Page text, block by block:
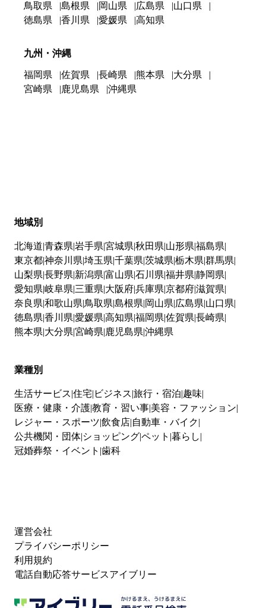
鳥取県 島根県 岡山県 広島県
山口県
徳島県
香川県 愛媛県 高知県
九州・沖縄
福岡県 佐賀県 長崎県 熊本県
大分県
宮崎県
鹿児島県 沖縄県
地域別
北海道 青森県 岩手県 宮城県 秋田県 山形県 福島県
東京都神奈川県 埼玉県 千葉県 茨城県 栃木県 群馬県
山梨県 長野県 新潟県 富山県 石川県 福井県 静岡県
愛知県 岐阜県 三重県 大阪府兵庫県 京都府滋賀県
奈良県 和歌山県 鳥取県 島根県 岡山県 広島県 山口県
徳島県 香川県 愛媛県 高知県 福岡県 佐賀県 長崎県
熊本県 大分県 宮崎県 鹿児島県 沖縄県
業種別
生活サービス 住宅 ビジネス 旅行・宿泊 趣味
医療・健康・介護教育・習い事 美容・ファッション
レジャー・スポーツ 飲食店 自動車・バイク
公共機関・団体 ショッピングペット 暮らし
冠婚葬祭・イベント 歯科
運営会社
プライバシーポリシー
利用規約
電話自動応答サービスアイブリー